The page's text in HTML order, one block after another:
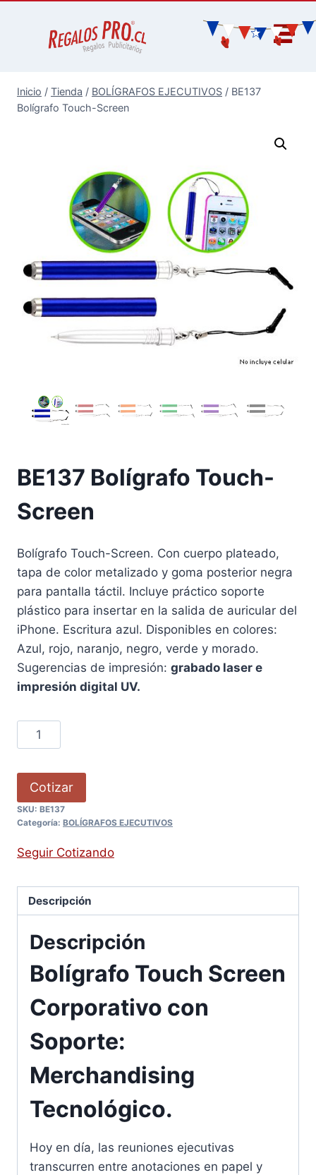
Inicio / Tienda / BOLÍGRAFOS EJECUTIVOS / BE137
Bolígrafo Touch-Screen
BE137 Bolígrafo Touch-
Screen
Bolígrafo Touch-Screen. Con cuerpo plateado,
tapa de color metalizado y goma posterior negra
para pantalla táctil. Incluye práctico soporte
plástico para insertar en la salida de auricular del
iPhone. Escritura azul. Disponibles en colores:
Azul, rojo, naranjo, negro, verde y morado.
Sugerencias de impresión: grabado laser e
impresión digital UV.
Cotizar
SKU: BE137
Categoría: BOLÍGRAFOS EJECUTIVOS
Seguir Cotizando
Descripción
Descripción
Bolígrafo Touch Screen
Corporativo con
Soporte:
Merchandising
Tecnológico.
Hoy en día, las reuniones ejecutivas
transcurren entre anotaciones en papel y